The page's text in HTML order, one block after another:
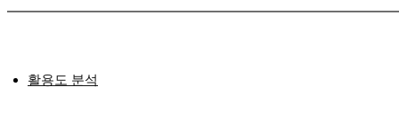
활용도 분석